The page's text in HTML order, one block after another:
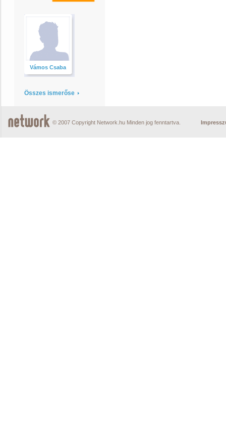
Vámos Csaba
Összes ismerőse
© 2007 Copyright Network.hu Minden jog fenntartva.